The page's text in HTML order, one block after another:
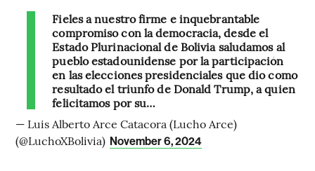
Fieles a nuestro firme e inquebrantable
compromiso con la democracia, desde el
Estado Plurinacional de Bolivia saludamos al
pueblo estadounidense por la participación
en las elecciones presidenciales que dio como
resultado el triunfo de Donald Trump, a quien
felicitamos por su…
— Luis Alberto Arce Catacora (Lucho Arce)
(@LuchoXBolivia) November 6, 2024